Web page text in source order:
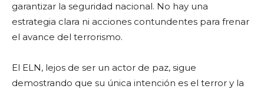
garantizar la seguridad nacional. No hay una
estrategia clara ni acciones contundentes para frenar
el avance del terrorismo.
El ELN, lejos de ser un actor de paz, sigue
demostrando que su única intención es el terror y la